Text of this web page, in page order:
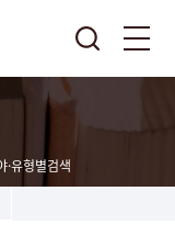
·유형별검색